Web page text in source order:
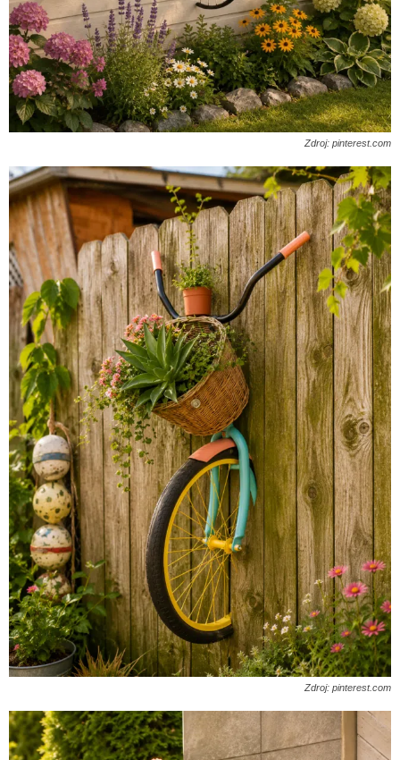
Zdroj: pinterest.com
Zdroj: pinterest.com